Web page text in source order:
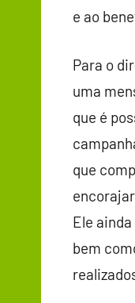
e ao
Para o
uma
que é
que
Ele
bem